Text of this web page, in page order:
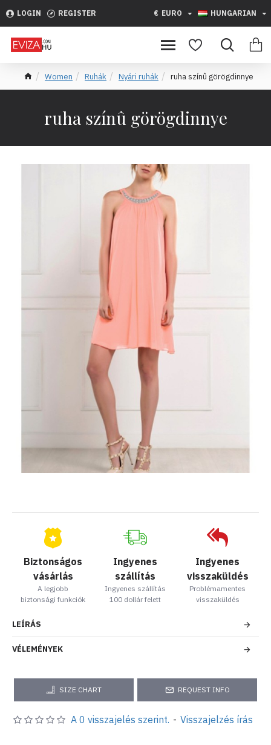
LOGIN REGISTER € EURO HUNGARIAN
Women Ruhák Nyári ruhák ruha színû görögdinnye
ruha színû görögdinnye
Biztonságos
vásárlás
A legjobb
biztonsági funkciók
Ingyenes
szállítás
Ingyenes szállítás
100 dollár felett
Ingyenes
visszaküldés
Problémamentes
visszaküldés
LEÍRÁS
VÉLEMÉNYEK
SIZE CHART REQUEST INFO
A 0 visszajelés szerint. - Visszajelzés írás